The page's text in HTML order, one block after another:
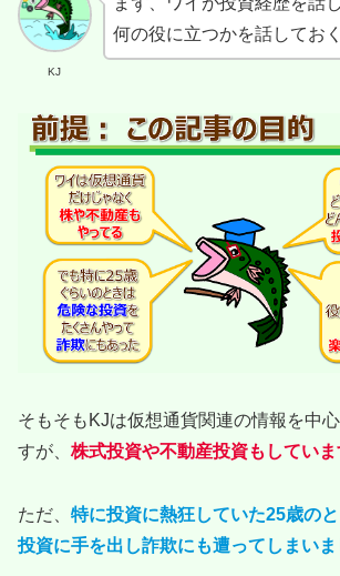
KJ
何の役に立つかを話しておく
そもそもKJは仮想通貨関連の情報を中
すが、 株式投資や不動産投資もしていま
ただ、 特に投資に熱狂していた25歳の
投資に手を出し詐欺にも遭ってしまいま